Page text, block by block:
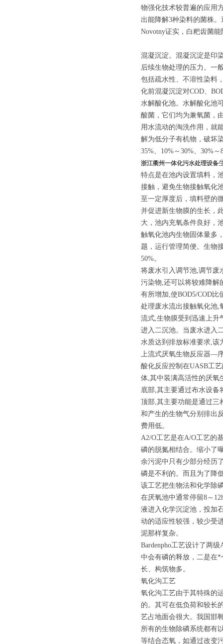
物强化技术较普遍的应用
出能降解3种染料的菌株
Novotny证实，白粑齿菌
混凝沉淀。混凝沉淀是印
后续生物处理的压力。一
包括疏水性、不溶性染料
化前混凝沉淀对COD、
水解酸化池。水解酸化池
酸菌，它们均为兼氧菌，
用水流动的淘洗作用，就
解为低分子有机物，破坏
35%、10%～30%、30%～
浙江衢州一体化污水处理设备
特点是在池内设置填料，
接触，避免生物接触氧化
至一定厚度后，填料壁的
并促进新生物膜的生长，
大，池内充氧条件良好，
触氧化池内生物固体量多
题，运行管理简便。生物
50%。
将废水引入调节池,调节废
污染物,还可以将较难降解
有所增加,使BOD5/COD
处理废水流出接触氧化池,
流式,生物膜受到迅速上升
进入二沉池。当废水进入
水质达到排放标准要求,该
上流式厌氧生物反应器—
酸化反应控制在UASB工
体,其中装满高活性的厌氧
底部,其主要通过布水设备
顶部,其主要功能是通过三
和产生的生物气分别排出
费用低。
A2/O工艺是在A/O工艺的
磷的脱氮相结合。缩小了
余污泥中只有少部分经历
磷是不利的。而且为了降
该工艺把生物法和化学除
在厌氧池中通常停留8～
液进入化学沉淀池，投加
动的适应性较强，较少受
泥那样复杂。
Bardenpho工艺设计了两
中会有磷的释放，二是在
长、构筑物多。
氧化沟工艺
氧化沟工艺由于其特殊的
的。其可在低负荷和较长
艺占地面会很大。我国邯
所有的生物除磷系统都有
等结合态氧，如通过改变